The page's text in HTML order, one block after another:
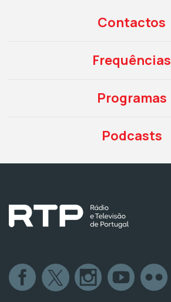
Contactos
Frequências
Programas
Podcasts